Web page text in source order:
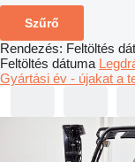
Szűrő
Rendezés: Feltöltés
Feltöltés dátuma
Gyártási év - újakat a